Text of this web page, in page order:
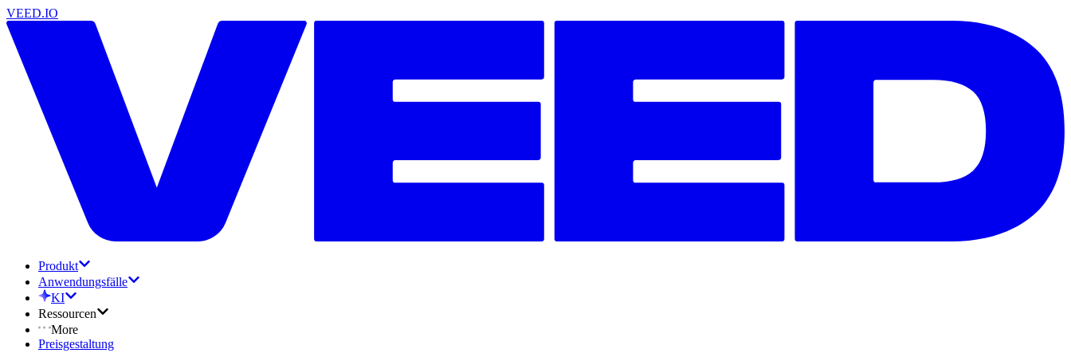
VEED.IO
Produkt
Anwendungsfälle
KI
Ressourcen
More
Preisgestaltung